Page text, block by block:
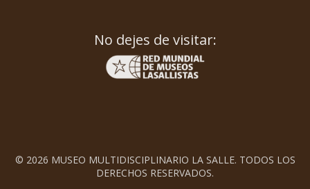
No dejes de visitar:
© 2026 MUSEO MULTIDISCIPLINARIO LA SALLE. TODOS LOS
DERECHOS RESERVADOS.